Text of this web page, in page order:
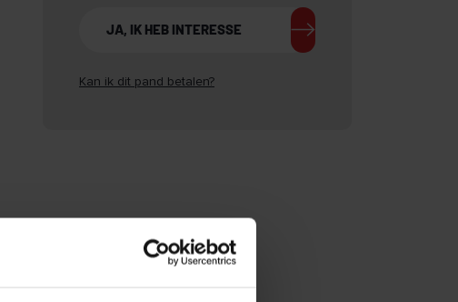
JA, IK HEB INTERESSE
Kan ik dit pand betalen?